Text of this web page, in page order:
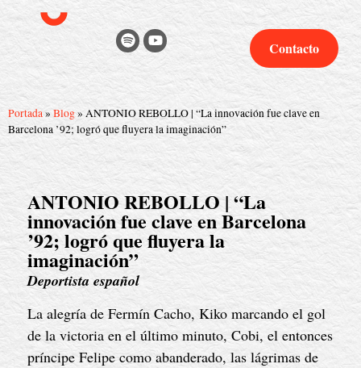
Contacto
Portada» Blog» ANTONIO REBOLLO | “La innovación fue clave en
Barcelona ’92; logró que fluyera la imaginación”
ANTONIO REBOLLO | “La
innovación fue clave en Barcelona
’92; logró que fluyera la
imaginación”
Deportista español
La alegría de Fermín Cacho, Kiko marcando el gol
de la victoria en el último minuto, Cobi, el entonces
príncipe Felipe como abanderado, las lágrimas de